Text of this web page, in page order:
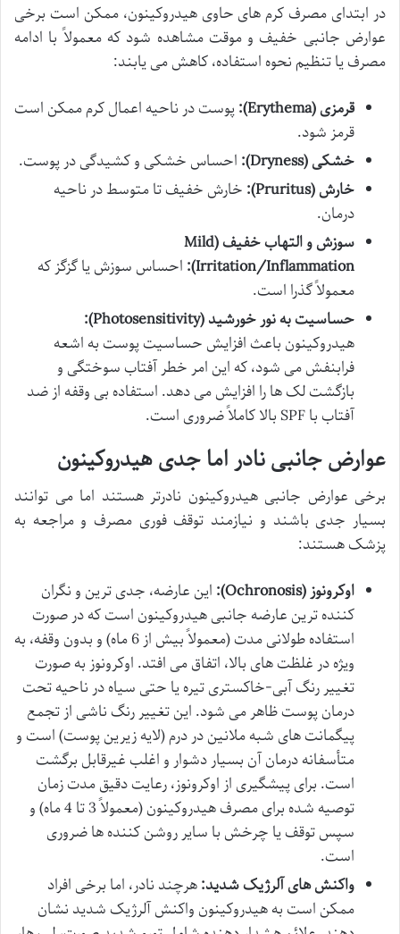
در ابتدای مصرف کرم های حاوی هیدروکینون، ممکن است برخی
عوارض جانبی خفیف و موقت مشاهده شود که معمولاً با ادامه
مصرف یا تنظیم نحوه استفاده، کاهش می یابند:
قرمزی (Erythema):
پوست در ناحیه اعمال کرم ممکن است
قرمز شود.
خشکی (Dryness):
احساس خشکی و کشیدگی در پوست.
خارش (Pruritus):
خارش خفیف تا متوسط در ناحیه
درمان.
سوزش و التهاب خفیف (Mild
Irritation/Inflammation): احساس سوزش یا گزگز که
معمولاً گذرا است.
حساسیت به نور خورشید (Photosensitivity):
هیدروکینون باعث افزایش حساسیت پوست به اشعه
فرابنفش می شود، که این امر خطر آفتاب سوختگی و
بازگشت لک ها را افزایش می دهد. استفاده بی وقفه از ضد
آفتاب با SPF بالا کاملاً ضروری است.
عوارض جانبی نادر اما جدی هیدروکینون
برخی عوارض جانبی هیدروکینون نادرتر هستند اما می توانند
بسیار جدی باشند و نیازمند توقف فوری مصرف و مراجعه به
پزشک هستند:
اوکرونوز (Ochronosis):
این عارضه، جدی ترین و نگران
کننده ترین عارضه جانبی هیدروکینون است که در صورت
استفاده طولانی مدت (معمولاً بیش از 6 ماه) و بدون وقفه، به
ویژه در غلظت های بالا، اتفاق می افتد. اوکرونوز به صورت
تغییر رنگ آبی-خاکستری تیره یا حتی سیاه در ناحیه تحت
درمان پوست ظاهر می شود. این تغییر رنگ ناشی از تجمع
پیگمانت های شبه ملانین در درم (لایه زیرین پوست) است و
متأسفانه درمان آن بسیار دشوار و اغلب غیرقابل برگشت
است. برای پیشگیری از اوکرونوز، رعایت دقیق مدت زمان
توصیه شده برای مصرف هیدروکینون (معمولاً 3 تا 4 ماه) و
سپس توقف یا چرخش با سایر روشن کننده ها ضروری
است.
واکنش های آلرژیک شدید:هرچند نادر، اما برخی افراد
ممکن است به هیدروکینون واکنش آلرژیک شدید نشان